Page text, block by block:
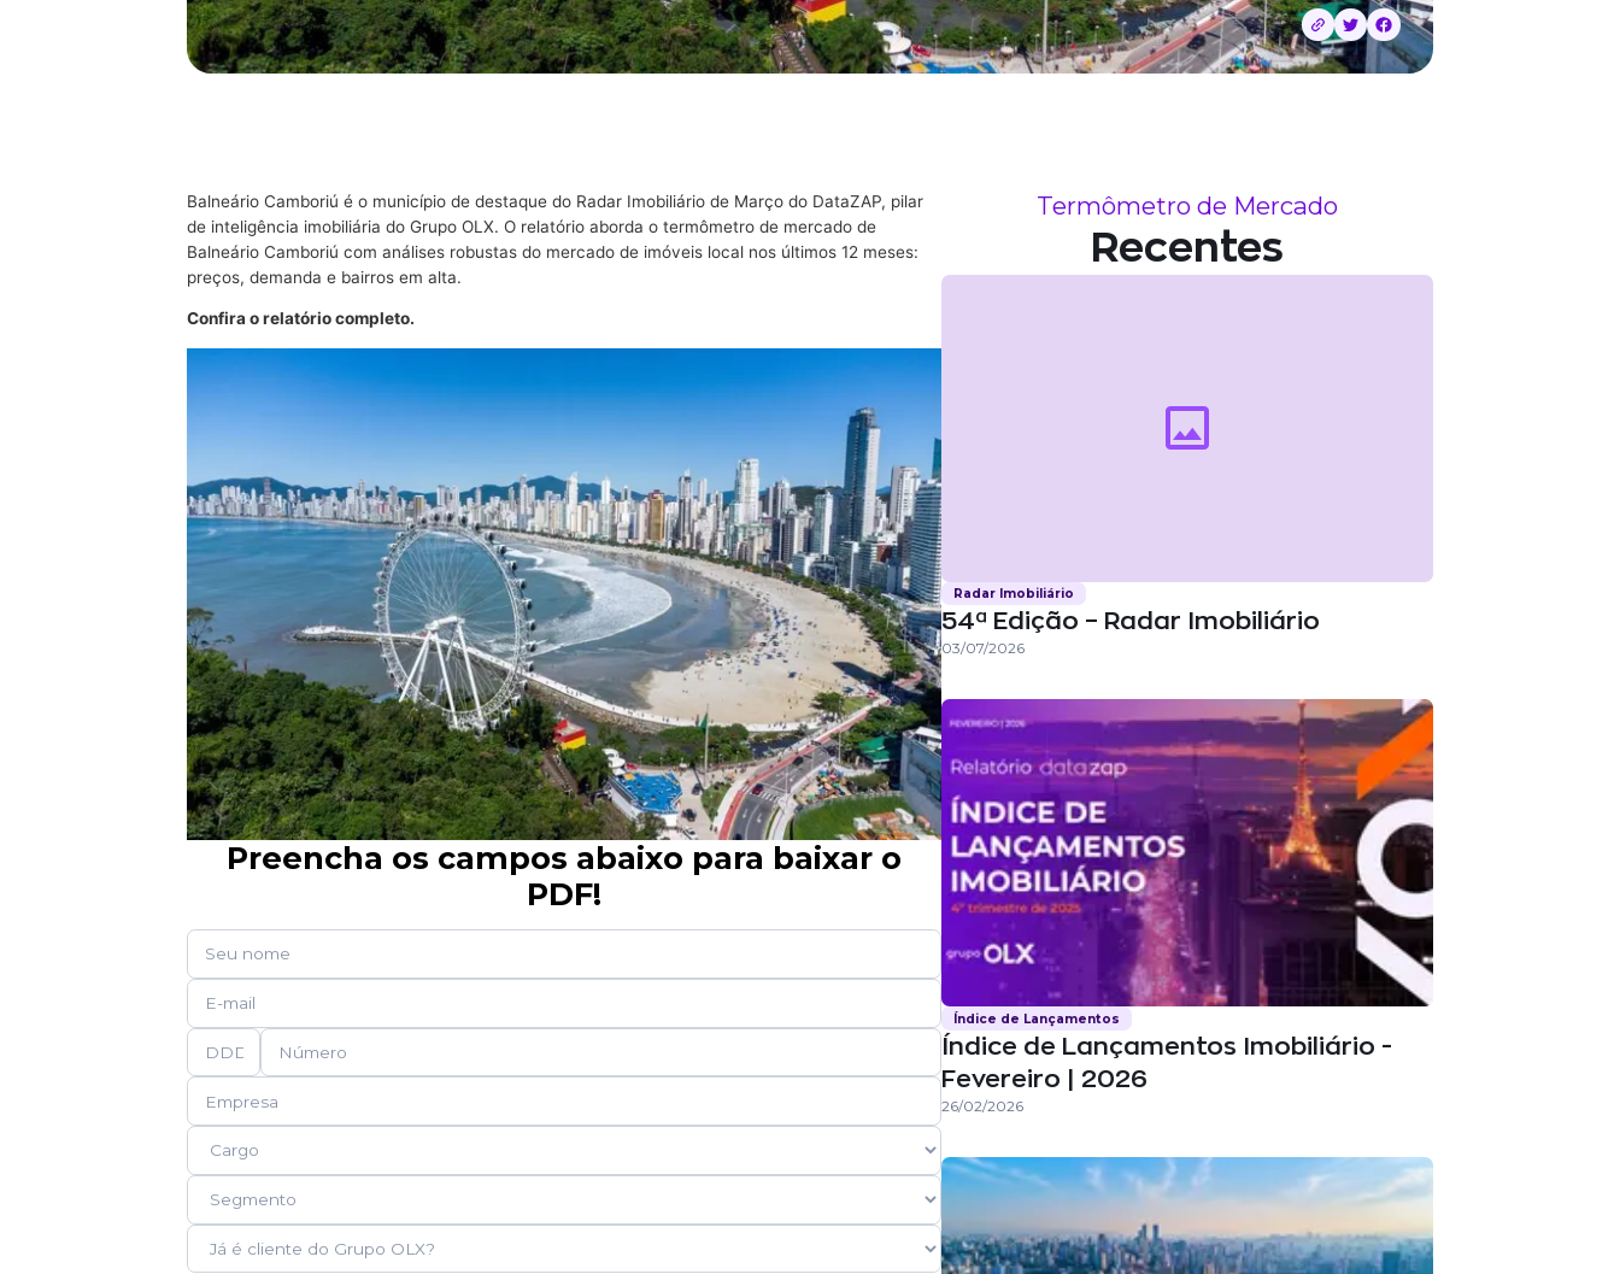
Balneário Camboriú é o município de destaque do Radar Imobiliário de Março do DataZAP, pilar
de inteligência imobiliária do Grupo OLX. O relatório aborda o termômetro de mercado de
Balneário Camboriú com análises robustas do mercado de imóveis local nos últimos 12 meses:
preços, demanda e bairros em alta.
Confira o relatório completo.
Preencha os campos abaixo para baixar o
PDF!
Termômetro de Mercado
Recentes
Radar Imobiliário
54ª Edição – Radar Imobiliário
03/07/2026
Índice de Lançamentos
Índice de Lançamentos Imobiliário -
Fevereiro | 2026
26/02/2026